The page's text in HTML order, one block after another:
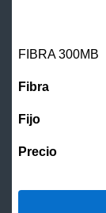
FIBRA 300MB